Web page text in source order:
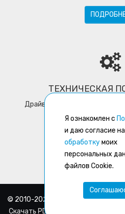
ТЕХНИЧЕСКАЯ
Драйверы, программное
пользователей,
© 2010-2026, Сайт
Скачать PDF каталог VT 2022
Я ознакомлен с
и даю согласие на
обработкумоих
персональных
файлов Cookie.